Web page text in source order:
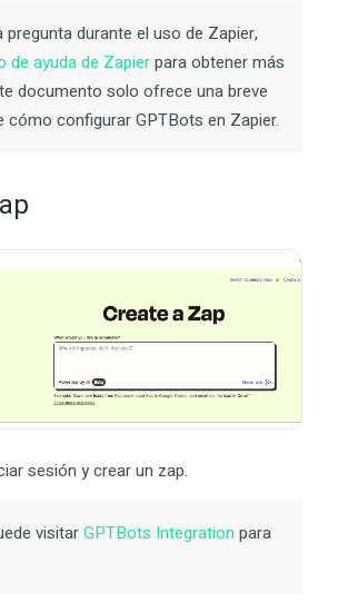
pregunta durante el uso de Zapier,
de ayuda de Zapierpara obtener más
documento solo ofrece una breve
cómo configurar GPTBots en Zapier.
sesión y crear un zap.
visitarGPTBots Integration para